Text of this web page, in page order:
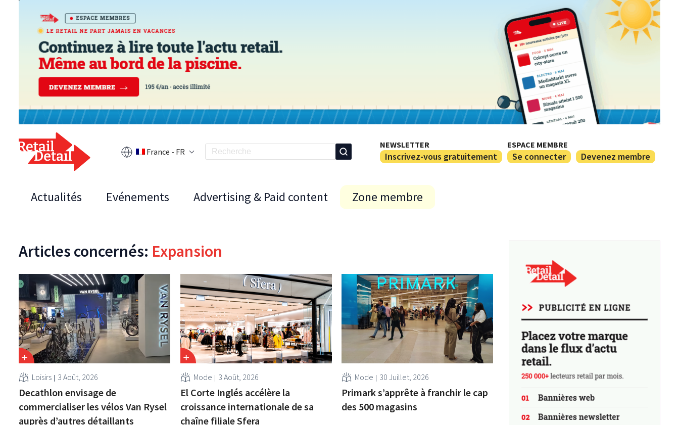
France - FR
NEWSLETTER
Inscrivez-vous gratuitement
ESPACE MEMBRE
Se connecter Devenez membre
Actualités Evénements Advertising & Paid content Zone membre
Articles concernés: Expansion
Loisirs 3 Août, 2026
Decathlon envisage de
commercialiser les vélos Van Rysel
auprès d’autres détaillants
Mode 3 Août, 2026
El Corte Inglés accélère la
croissance internationale de sa
chaîne filiale Sfera
Mode 30 Juillet, 2026
Primark s’apprête à franchir le cap
des 500 magasins